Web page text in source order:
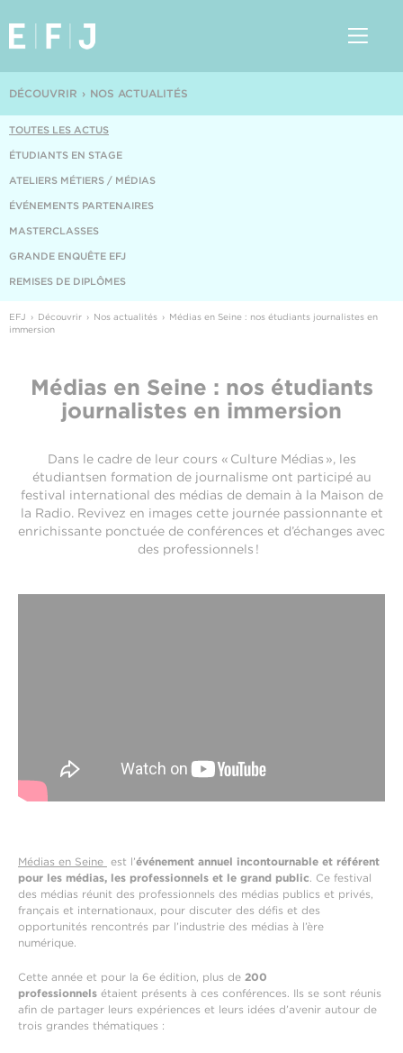
NOS ACTUALITÉS
DÉCOUVRIR
TOUTES LES ACTUS
ÉTUDIANTS EN STAGE
ATELIERS MÉTIERS / MÉDIAS
ÉVÉNEMENTS PARTENAIRES
MASTERCLASSES
GRANDE ENQUÊTE EFJ
REMISES DE DIPLÔMES
EFJ Découvrir Nos actualités
Médias en Seine : nos étudiants journalistes en
immersion
Médias en Seine : nos étudiants
journalistes en immersion
Dans le cadre de leur cours « Culture Médias », les
étudiantsen formation de journalisme ont participéau
festival international des médias de demain à la Maison de
la Radio. Revivez en images cette journée passionnante et
enrichissante ponctuée de conférences et d’échanges avec
des professionnels !
Médias en Seine est l’événement annuel incontournable et référent
pour les médias, les professionnels et le grand public. Ce festival
des médias réunit des professionnels des médias publics et privés,
français et internationaux, pour discuter des défis et des
opportunités rencontrés par l’industrie des médias à l’ère
numérique.
Cette année et pour la 6e édition, plus de 200
professionnels étaient présents à ces conférences. Ils se sont réunis
afin de partager leurs expériences et leurs idées d’avenir autour de
trois grandes thématiques :